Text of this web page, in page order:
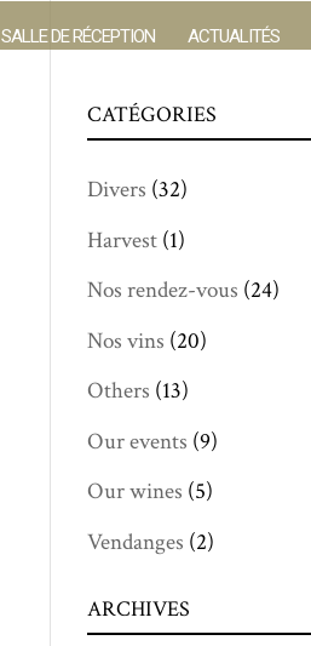
SALLE DE RÉCEPTION ACTUALITÉS
CATÉGORIES
Divers (32)
Harvest (1)
Nos rendez-vous (24)
Nos vins (20)
Others (13)
Our events (9)
Our wines (5)
Vendanges (2)
ARCHIVES